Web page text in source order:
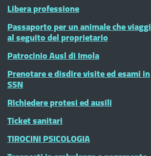
Libera professione
Passaporto per un animale che
al seguito del proprietario
Patrocinio Ausl di Imola
Prenotare e disdire visite ed esami in
SSN
Richiedere protesi ed ausili
Ticket sanitari
TIROCINI PSICOLOGIA